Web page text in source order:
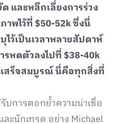
และหลีกเลี่ยงการร่วง
าพไว้ที่ $50-52k ซึ่งนี่
ว้เป็นเวลาหลายสัปดาห์
รหดตัวลงไปที่ $38-40k
สร็จสมบูรณ์ นี่คือทุกสิ่งที่
บการตอกย้ำความน่าเชื่อ
ะนักเทรด อย่าง Michael